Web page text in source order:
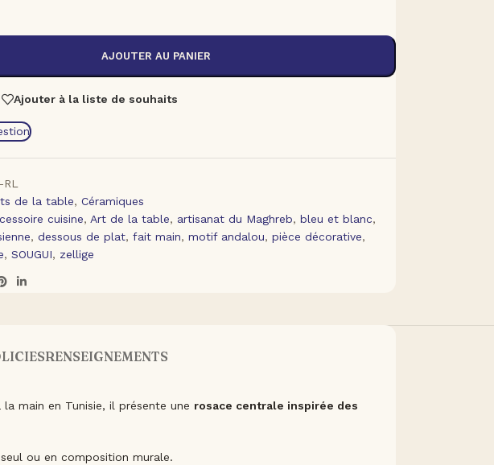
AJOUTER AU PANIER
Ajouter à la liste de souhaits
de la table, Céramiques
cuisine, Art de la table, artisanat du Maghreb, bleu et blanc,
, dessous de plat, fait main, motif andalou, pièce décorative,
, SOUGUI, zellige
RENSEIGNEMENTS
main en Tunisie, il présente une rosace centrale inspirée des
ou en composition murale.